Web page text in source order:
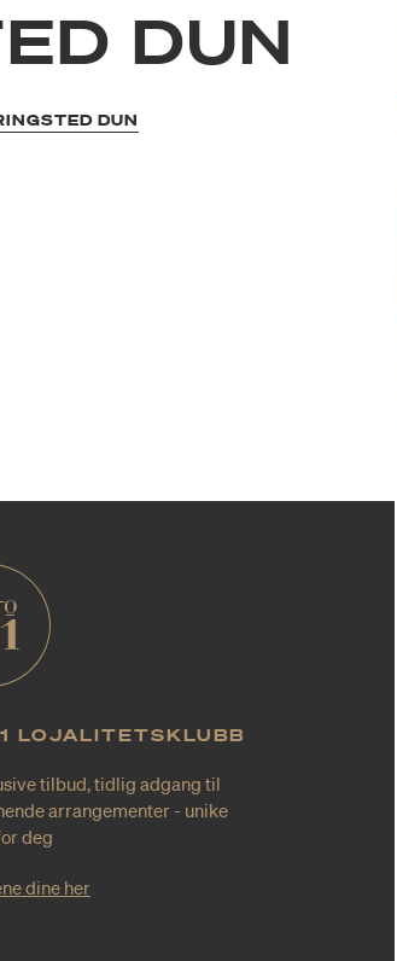
DUN
DUN
LOJALITETSKLUBB
tilbud, tidlig adgang til
arrangementer - unike
deg
dine her